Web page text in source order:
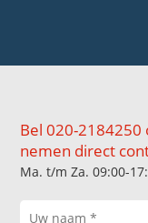
Bel 020-
nemen direct
Ma. t/m Za. 09:00-